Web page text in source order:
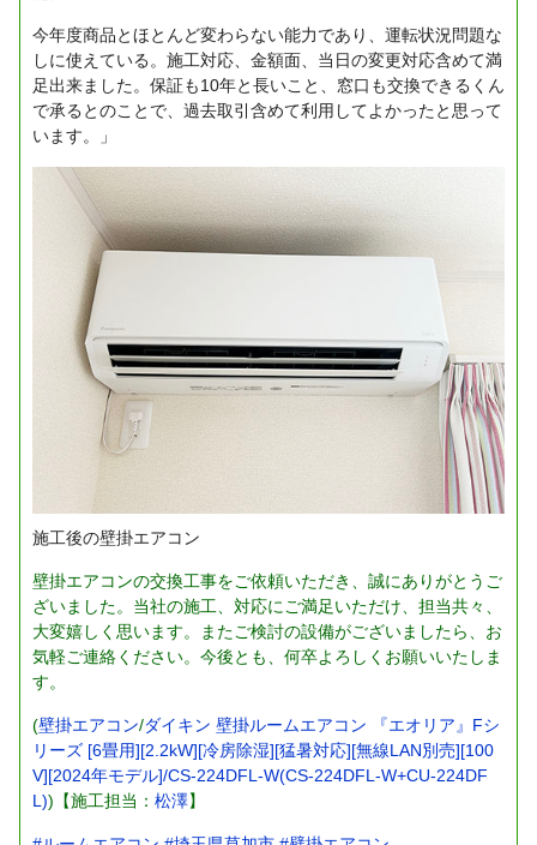
今年度商品とほとんど変わらない能力であり、運転状況問題な
しに使えている。施工対応、金額面、当日の変更対応含めて満
足出来ました。保証も10年と長いこと、窓口も交換できるくん
で承るとのことで、過去取引含めて利用してよかったと思って
います。」
施工後の壁掛エアコン
壁掛エアコンの交換工事をご依頼いただき、誠にありがとうご
ざいました。当社の施工、対応にご満足いただけ、担当共々、
大変嬉しく思います。またご検討の設備がございましたら、お
気軽ご連絡ください。今後とも、何卒よろしくお願いいたしま
す。
(壁掛エアコン/ダイキン 壁掛ルームエアコン 『エオリア』Fシ
リーズ [6畳用][2.2kW][冷房除湿][猛暑対応][無線LAN別売][100
V][2024年モデル]/CS-224DFL-W(CS-224DFL-W+CU-224DF
L))【施工担当： 松澤】